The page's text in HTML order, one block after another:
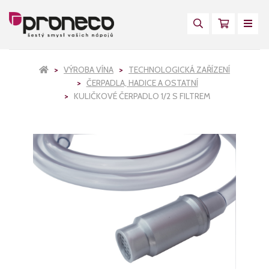
VÝROBA VÍNA
TECHNOLOGICKÁ ZAŘÍZENÍ
ČERPADLA, HADICE A OSTATNÍ
KULIČKOVÉ ČERPADLO 1/2 S FILTREM